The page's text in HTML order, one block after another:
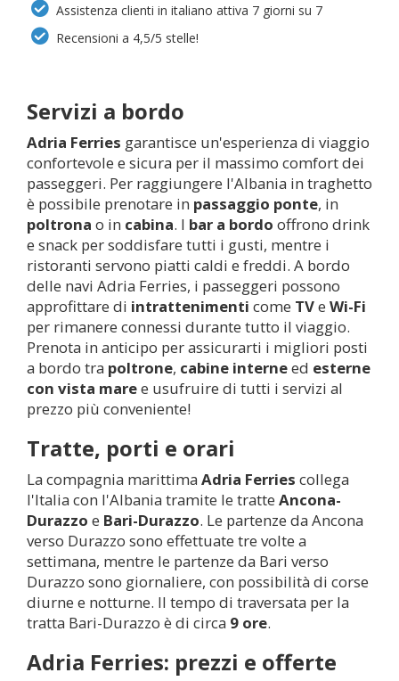
Assistenza clienti in italiano attiva 7 giorni su 7
Recensioni a 4,5/5 stelle!
Servizi a bordo
Adria Ferries garantisce un'esperienza di viaggio
confortevole e sicura per il massimo comfort dei
passeggeri. Per raggiungere l'Albania in traghetto
è possibile prenotare in passaggio ponte, in
poltrona o in cabina. I bar a bordo offrono drink
e snack per soddisfare tutti i gusti, mentre i
ristoranti servono piatti caldi e freddi. A bordo
delle navi Adria Ferries, i passeggeri possono
approfittare di intrattenimenti come TVe Wi-Fi
per rimanere connessi durante tutto il viaggio.
Prenota in anticipo per assicurarti i migliori posti
a bordo tra poltrone, cabine interneed esterne
con vista maree usufruire di tutti i servizi al
prezzo più conveniente!
Tratte, porti e orari
La compagnia marittima Adria Ferries collega
l'Italia con l'Albania tramite le tratte Ancona-
Durazzo e Bari-Durazzo. Le partenze da Ancona
verso Durazzo sono effettuate tre volte a
settimana, mentre le partenze da Bari verso
Durazzo sono giornaliere, con possibilità di corse
diurne e notturne. Il tempo di traversata per la
tratta Bari-Durazzo è di circa 9 ore.
Adria Ferries: prezzi e offerte